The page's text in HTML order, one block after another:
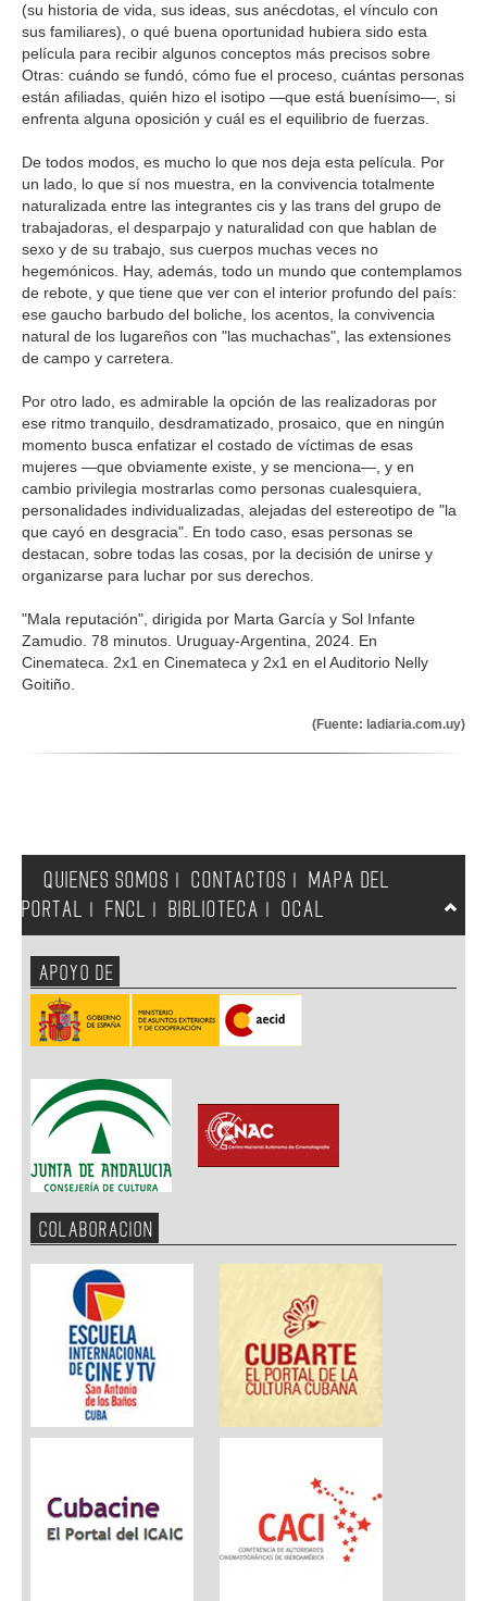
(su historia de vida, sus ideas, sus anécdotas, el vínculo con
sus familiares), o qué buena oportunidad hubiera sido esta
película para recibir algunos conceptos más precisos sobre
Otras: cuándo se fundó, cómo fue el proceso, cuántas personas
están afiliadas, quién hizo el isotipo —que está buenísimo—, si
enfrenta alguna oposición y cuál es el equilibrio de fuerzas.
De todos modos, es mucho lo que nos deja esta película. Por
un lado, lo que sí nos muestra, en la convivencia totalmente
naturalizada entre las integrantes cis y las trans del grupo de
trabajadoras, el desparpajo y naturalidad con que hablan de
sexo y de su trabajo, sus cuerpos muchas veces no
hegemónicos. Hay, además, todo un mundo que contemplamos
de rebote, y que tiene que ver con el interior profundo del país:
ese gaucho barbudo del boliche, los acentos, la convivencia
natural de los lugareños con "las muchachas", las extensiones
de campo y carretera.
Por otro lado, es admirable la opción de las realizadoras por
ese ritmo tranquilo, desdramatizado, prosaico, que en ningún
momento busca enfatizar el costado de víctimas de esas
mujeres —que obviamente existe, y se menciona—, y en
cambio privilegia mostrarlas como personas cualesquiera,
personalidades individualizadas, alejadas del estereotipo de "la
que cayó en desgracia". En todo caso, esas personas se
destacan, sobre todas las cosas, por la decisión de unirse y
organizarse para luchar por sus derechos.
"Mala reputación", dirigida por Marta García y Sol Infante
Zamudio. 78 minutos. Uruguay-Argentina, 2024. En
Cinemateca. 2x1 en Cinemateca y 2x1 en el Auditorio Nelly
Goitiño.
(Fuente: ladiaria.com.uy)
QUIENES SOMOS CONTACTOS
MAPA DEL
PORTAL
FNCL BIBLIOTECA OCAL
APOYO DE
COLABORACION